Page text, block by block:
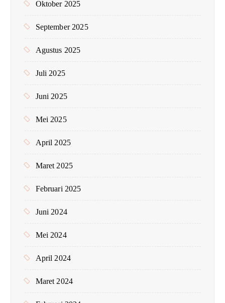
Oktober 2025
September 2025
Agustus 2025
Juli 2025
Juni 2025
Mei 2025
April 2025
Maret 2025
Februari 2025
Juni 2024
Mei 2024
April 2024
Maret 2024